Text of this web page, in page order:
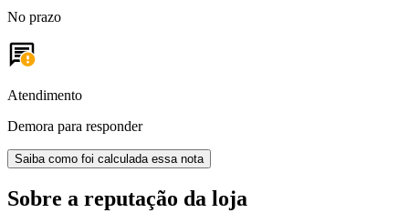
No prazo
Atendimento
Demora para responder
Saiba como foi calculada essa nota
Sobre a reputação da loja